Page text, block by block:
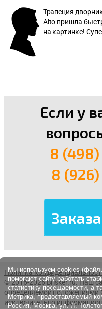
Трапеция
Alto пришла
на картинке!
Если у
8
8
Политка
© 2016-2026 Brisker.ru.Наш
определяемой положениями
исключительно
Мы используем cookies
помогают сайту работать
статистику посещаемости, а
Метрика, предоставляемый
Россия, Москва, ул. Л.